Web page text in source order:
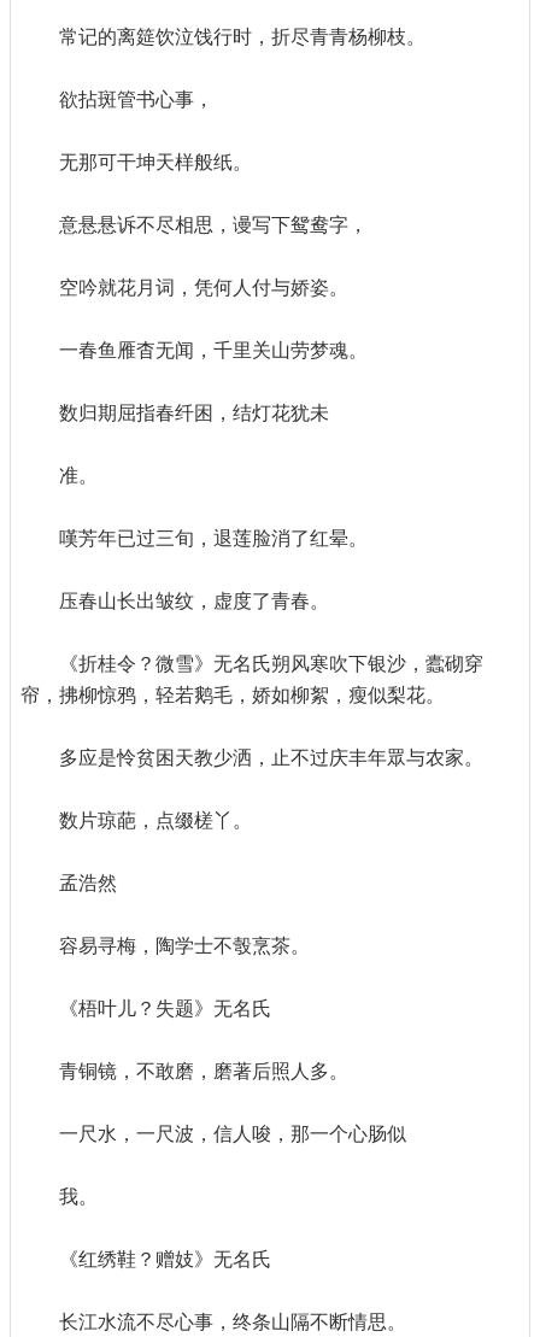
常记的离筵饮泣饯行时，折尽青青杨柳枝。
欲拈斑管书心事，
无那可干坤天样般纸。
意悬悬诉不尽相思，谩写下鸳鸯字，
空吟就花月词，凭何人付与娇姿。
一春鱼雁杳无闻，千里关山劳梦魂。
数归期屈指春纤困，结灯花犹未
准。
嘆芳年已过三旬，退莲脸消了红晕。
压春山长出皱纹，虚度了青春。
《折桂令？微雪》无名氏朔风寒吹下银沙，蠹砌穿
帘，拂柳惊鸦，轻若鹅毛，娇如柳絮，瘦似梨花。
多应是怜贫困天教少洒，止不过庆丰年眾与农家。
数片琼葩，点缀槎丫。
孟浩然
容易寻梅，陶学士不彀烹茶。
《梧叶儿？失题》无名氏
青铜镜，不敢磨，磨著后照人多。
一尺水，一尺波，信人唆，那一个心肠似
我。
《红绣鞋？赠妓》无名氏
长江水流不尽心事，终条山隔不断情思。